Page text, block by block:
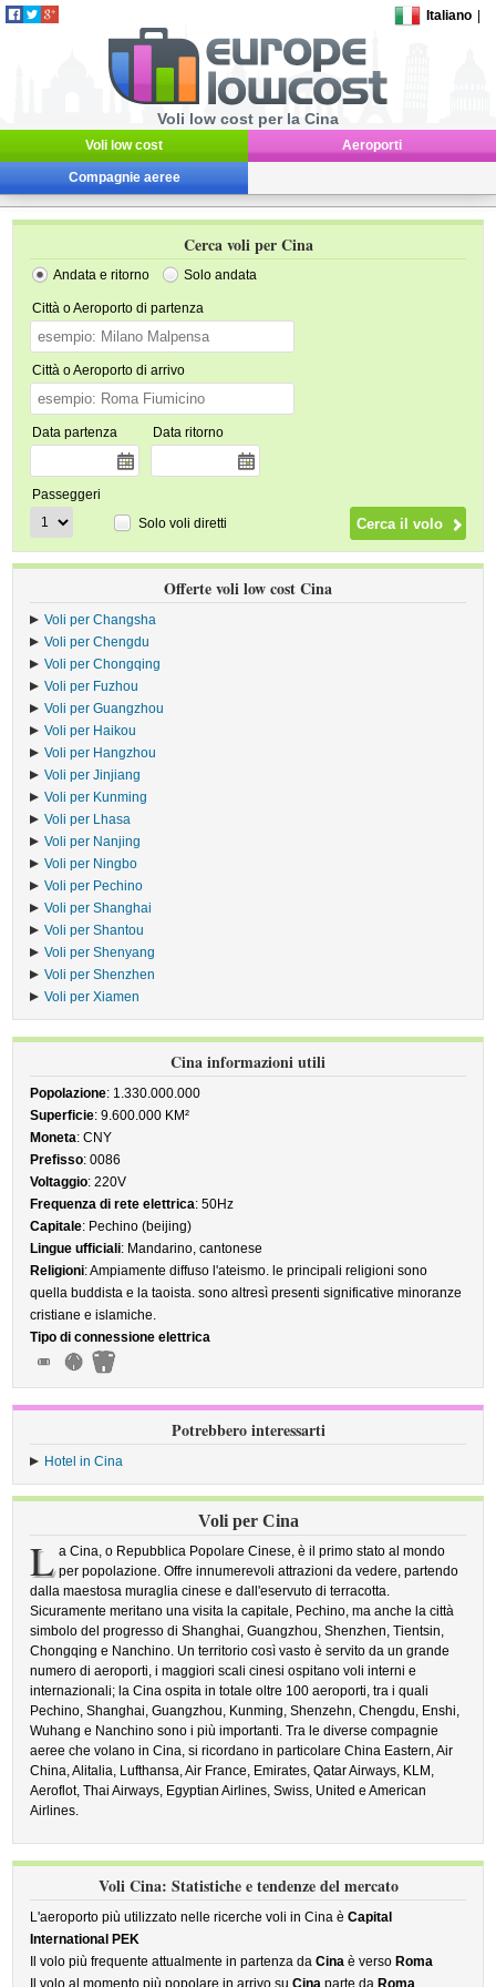
Italiano
Voli low cost per la Cina
Voli low cost Aeroporti
Compagnie aeree
Cerca voli per Cina
Andata e ritorno Solo andata
Città o Aeroporto di partenza
Città o Aeroporto di arrivo
Data partenza Data ritorno
Passeggeri
Solo voli diretti
Offerte voli low cost Cina
Voli per Changsha
Voli per Chengdu
Voli per Chongqing
Voli per Fuzhou
Voli per Guangzhou
Voli per Haikou
Voli per Hangzhou
Voli per Jinjiang
Voli per Kunming
Voli per Lhasa
Voli per Nanjing
Voli per Ningbo
Voli per Pechino
Voli per Shanghai
Voli per Shantou
Voli per Shenyang
Voli per Shenzhen
Voli per Xiamen
Cina informazioni utili
Popolazione: 1.330.000.000
Superficie: 9.600.000 KM²
Moneta: CNY
Prefisso: 0086
Voltaggio: 220V
Frequenza di rete elettrica: 50Hz
Capitale: Pechino (beijing)
Lingue ufficiali: Mandarino, cantonese
Religioni: Ampiamente diffuso l'ateismo. le principali religioni sono
quella buddista e la taoista. sono altresì presenti significative minoranze
cristiane e islamiche.
Tipo di connessione elettrica
Potrebbero interessarti
Hotel in Cina
Voli per Cina
L a Cina, o Repubblica Popolare Cinese, è il primo stato al mondo
per popolazione. Offre innumerevoli attrazioni da vedere, partendo
dalla maestosa muraglia cinese e dall'eservuto di terracotta.
Sicuramente meritano una visita la capitale, Pechino, ma anche la città
simbolo del progresso di Shanghai, Guangzhou, Shenzhen, Tientsin,
Chongqing e Nanchino. Un territorio così vasto è servito da un grande
numero di aeroporti, i maggiori scali cinesi ospitano voli interni e
internazionali; la Cina ospita in totale oltre 100 aeroporti, tra i quali
Pechino, Shanghai, Guangzhou, Kunming, Shenzehn, Chengdu, Enshi,
Wuhang e Nanchino sono i più importanti. Tra le diverse compagnie
aeree che volano in Cina, si ricordano in particolare China Eastern, Air
China, Alitalia, Lufthansa, Air France, Emirates, Qatar Airways, KLM,
Aeroflot, Thai Airways, Egyptian Airlines, Swiss, United e American
Airlines.
Voli Cina: Statistiche e tendenze del mercato
L'aeroporto più utilizzato nelle ricerche voli in Cina èCapital
International PEK
Il volo più frequente attualmente in partenza daCina è verso Roma
Il volo al momento più popolare in arrivo suCina parte da Roma